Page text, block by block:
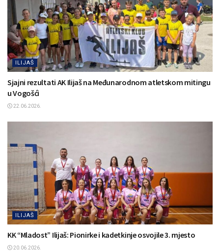
ILIJAŠ
Sjajni rezultati AK Ilijaš na Međunarodnom atletskom mitingu
u Vogošći
22.06.2026.
ILIJAŠ
KK “Mladost” Ilijaš: Pionirke i kadetkinje osvojile 3. mjesto
20.06.2026.